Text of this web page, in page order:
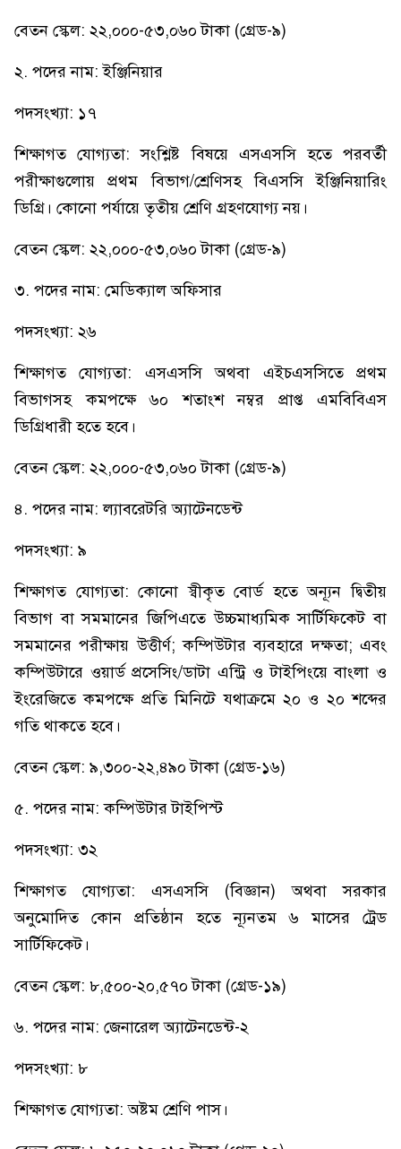
বেতন স্কেল: ২২,০০০-৫৩,০৬০ টাকা (গ্রেড-৯)
২. পদের নাম: ইঞ্জিনিয়ার
পদসংখ্যা: ১৭
শিক্ষাগত যোগ্যতা: সংশ্লিষ্ট বিষয়ে এসএসসি হতে পরবর্তী
পরীক্ষাগুলোয় প্রথম বিভাগ/শ্রেণিসহ বিএসসি ইঞ্জিনিয়ারিং
ডিগ্রি। কোনো পর্যায়ে তৃতীয় শ্রেণি গ্রহণযোগ্য নয়।
বেতন স্কেল: ২২,০০০-৫৩,০৬০ টাকা (গ্রেড-৯)
৩. পদের নাম: মেডিক্যাল অফিসার
পদসংখ্যা: ২৬
শিক্ষাগত যোগ্যতা: এসএসসি অথবা এইচএসসিতে প্রথম
বিভাগসহ কমপক্ষে ৬০ শতাংশ নম্বর প্রাপ্ত এমবিবিএস
ডিগ্রিধারী হতে হবে।
বেতন স্কেল: ২২,০০০-৫৩,০৬০ টাকা (গ্রেড-৯)
৪. পদের নাম: ল্যাবরেটরি অ্যাটেনডেন্ট
পদসংখ্যা: ৯
শিক্ষাগত যোগ্যতা: কোনো স্বীকৃত বোর্ড হতে অন্যূন দ্বিতীয়
বিভাগ বা সমমানের জিপিএতে উচ্চমাধ্যমিক সার্টিফিকেট বা
সমমানের পরীক্ষায় উত্তীর্ণ; কম্পিউটার ব্যবহারে দক্ষতা; এবং
কম্পিউটারে ওয়ার্ড প্রসেসিং/ডাটা এন্ট্রি ও টাইপিংয়ে বাংলা ও
ইংরেজিতে কমপক্ষে প্রতি মিনিটে যথাক্রমে ২০ ও ২০ শব্দের
গতি থাকতে হবে।
বেতন স্কেল: ৯,৩০০-২২,৪৯০ টাকা (গ্রেড-১৬)
৫. পদের নাম: কম্পিউটার টাইপিস্ট
পদসংখ্যা: ৩২
শিক্ষাগত যোগ্যতা: এসএসসি (বিজ্ঞান) অথবা সরকার
অনুমোদিত কোন প্রতিষ্ঠান হতে ন্যূনতম ৬ মাসের ট্রেড
সার্টিফিকেট।
বেতন স্কেল: ৮,৫০০-২০,৫৭০ টাকা (গ্রেড-১৯)
৬. পদের নাম: জেনারেল অ্যাটেনডেন্ট-২
পদসংখ্যা: ৮
শিক্ষাগত যোগ্যতা: অষ্টম শ্রেণি পাস।